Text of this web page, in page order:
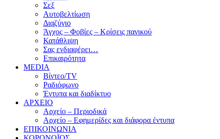
Σεξ
Αυτοβελτίωση
Διαζύγιο
Άγχος – Φοβίες – Κρίσεις πανικού
Κατάθλιψη
Σας ενδιαφέρει…
Επικαιρότητα
MEDIA
Βίντεο/TV
Ραδιόφωνο
Έντυπα και διαδίκτυο
ΑΡΧΕΙΟ
Αρχείο – Περιοδικά
Αρχείο – Εφημερίδες και διάφορα έντυπα
ΕΠΙΚΟΙΝΩΝΙΑ